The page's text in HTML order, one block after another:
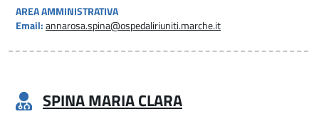
AREA AMMINISTRATIVA
Email: annarosa.spina@ospedaliriuniti.marche.it
SPINA MARIA CLARA